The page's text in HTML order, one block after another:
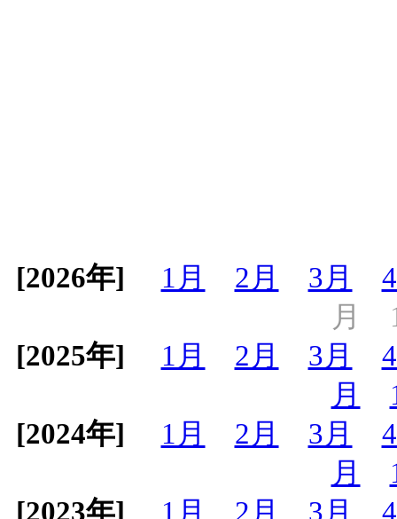
[2026年] 1月 2月 3月
月
[2025年]
1月 2月 3月
月
[2024年]
1月 2月 3月
月
[2023年]
1月 2月 3月